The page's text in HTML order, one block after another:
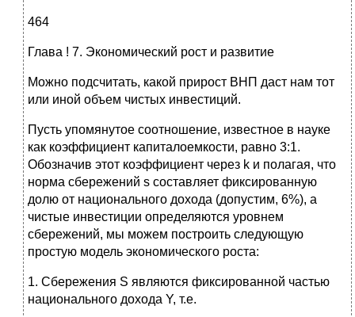
464
Глава ! 7. Экономический рост и развитие
Можно подсчитать, какой прирост ВНП даст нам тот
или иной объем чистых инвестиций.
Пусть упомянутое соотношение, известное в науке
как коэффициент капиталоемкости, равно 3:1.
Обозначив этот коэффициент через k и полагая, что
норма сбережений s составляет фиксированную
долю от национального дохода (допустим, 6%), а
чистые инвестиции определяются уровнем
сбережений, мы можем построить следующую
простую модель экономического роста:
1. Сбережения S являются фиксированной частью
национального дохода Y, т.е.